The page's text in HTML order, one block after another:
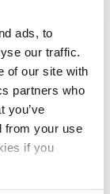
ads, to
our traffic.
of our site with
partners who
you’ve
from your use
if you
besondere
den
dafür
Union Eur1
Produkte mit
für
EU) undA.TR.
für